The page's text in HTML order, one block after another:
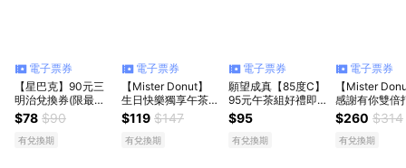
電子票券
【星巴克】90元三
明治兌換券(限最低
購買數為5)
$78 $90
有兌換期
電子票券
【Mister Donut】
生日快樂獨享午茶組
好禮即享券
$119 $147
有兌換期
電子票券
願望成真【85度C】
95元午茶組好禮即
享券(35元飲品+60
元蛋糕)
$95
有兌換期
電子票券
【Mister
感謝有你雙倍
雙人午茶組合
享券(甜甜圈)
$260 $314
有兌換期